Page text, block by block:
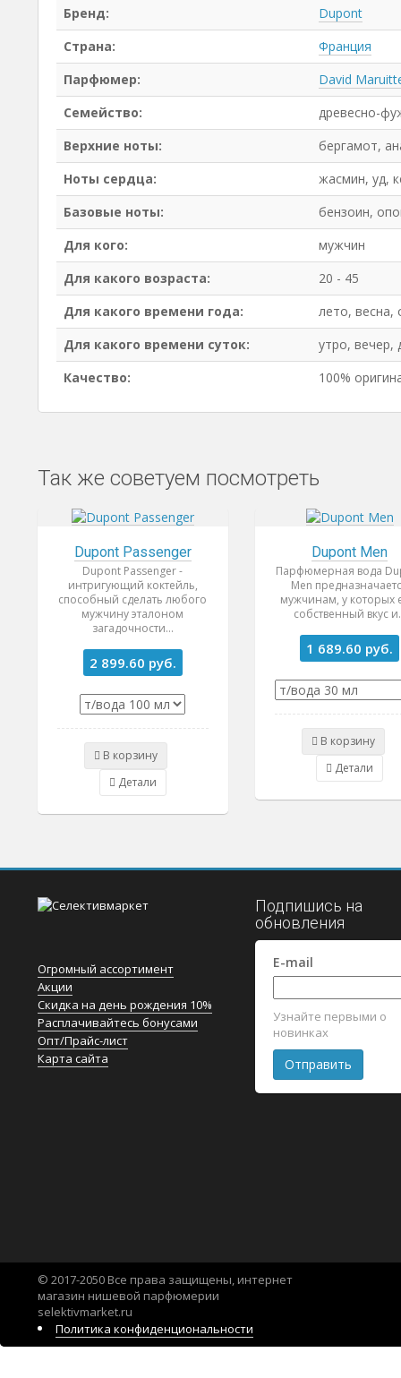
Бренд:
Dupont
Страна:
Франция
Парфюмер:
David
Семейство:
древесно-
Верхние ноты:
бергамот,
Ноты сердца:
жасмин, уд,
Базовые ноты:
бензоин,
Для кого:
мужчин
Для какого возраста:
20 - 45
Для какого времени года:
лето, весна,
Для какого времени суток:
утро, вечер,
Качество:
100%
Так же советуем посмотреть
Dupont Passenger
Dupont Passenger -
интригующий коктейль,
способный сделать любого
мужчину эталоном
загадочности...
2 899.60 руб.
В корзину
Детали
Dupont Men
Парфюмерная вода
Men
мужчинам, у которых
собственный вкус
1 689.60 руб.
В корзину
Детали
Огромный ассортимент
Акции
Скидка на день рождения 10%
Расплачивайтесь бонусами
Опт/Прайс-лист
Карта сайта
Подпишись на
обновления
E-mail
Узнайте первыми о
новинках
© 2017-2050 Все права защищены, интернет
магазин нишевой парфюмерии
selektivmarket.ru
Политика конфиденциональности